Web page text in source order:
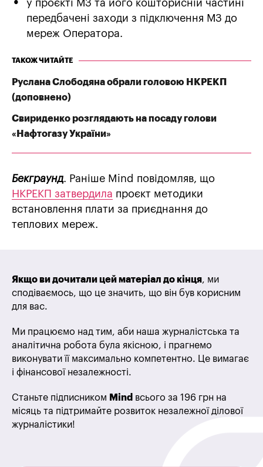
у проєкті МЗ та його кошторисній частині
передбачені заходи з підключення МЗ до
мереж Оператора.
ТАКОЖ ЧИТАЙТЕ
Руслана Слободяна обрали головою НКРЕКП
(доповнено)
Свириденко розглядають на посаду голови
«Нафтогазу України»
Бекграунд. Раніше Mind повідомляв, що
НКРЕКП затвердила проєкт методики
встановлення плати за приєднання до
теплових мереж.
Якщо ви дочитали цей матеріал до кінця, ми
сподіваємось, що це значить, що він був корисним
для вас.
Ми працюємо над тим, аби наша журналістська та
аналітична робота була якісною, і прагнемо
виконувати її максимально компетентно. Це вимагає
і фінансової незалежності.
Станьте підписником Mind всього за 196 грн на
місяць та підтримайте розвиток незалежної ділової
журналістики!